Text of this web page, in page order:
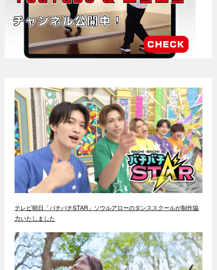
テレビ朝日「バチバチSTAR」ソウルアローのダンススクールが制作協
力いたしました